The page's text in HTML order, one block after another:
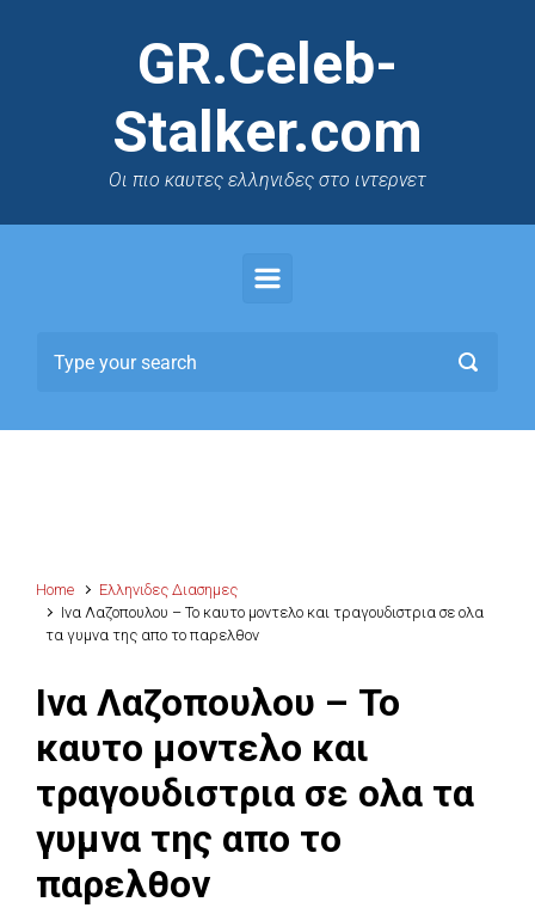
GR.Celeb-
Stalker.com
Oι πιο καυτες ελληνιδες στο ιντερνετ
Home
Ελληνιδες Διασημες
Ινα Λαζοπουλου – Το καυτο μοντελο και τραγουδιστρια σε ολα
τα γυμνα της απο το παρελθον
Ινα Λαζοπουλου – Το
καυτο μοντελο και
τραγουδιστρια σε ολα τα
γυμνα της απο το
παρελθον